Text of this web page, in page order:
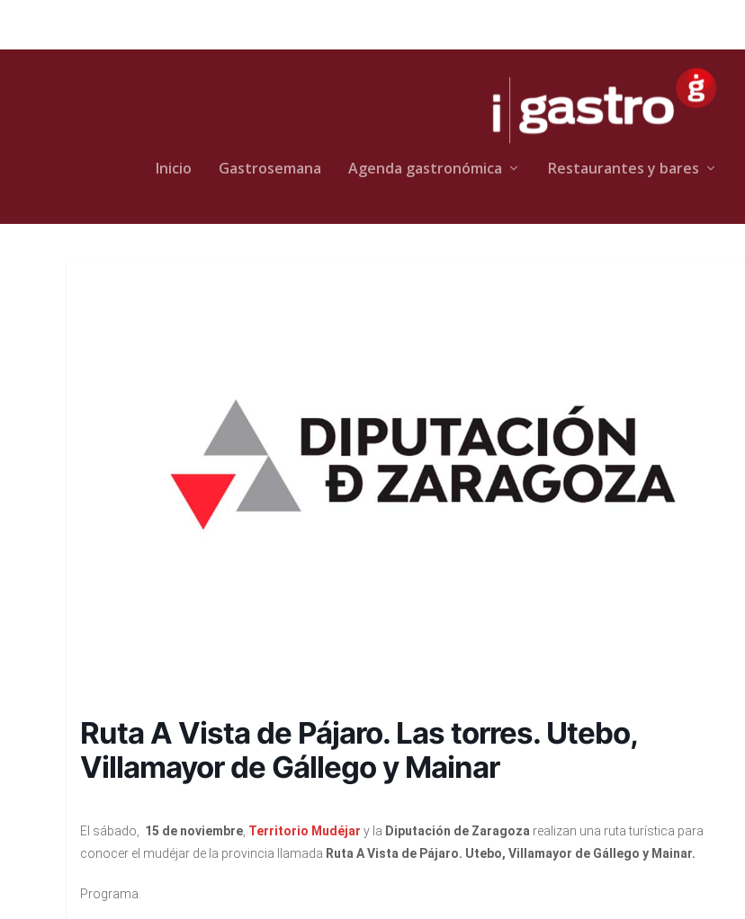
Inicio Gastrosemana Agenda gastronómica Restaurantes y bares
Ruta A Vista de Pájaro. Las torres. Utebo,
Villamayor de Gállego y Mainar
El sábado, 15 de noviembre Territorio Mudéjar y la Diputación de Zaragoza realizan una ruta turística para
conocer el mudéjar de la provincia llamada Ruta A Vista de Pájaro. Utebo, Villamayor de Gállego y Mainar.
Programa.